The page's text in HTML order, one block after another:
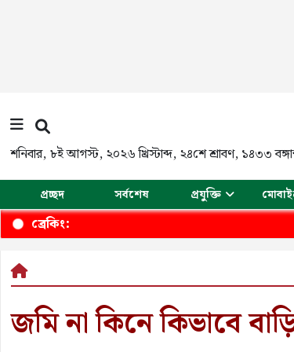
শনিবার,৮ই আগস্ট, ২০২৬ খ্রিস্টাব্দ,২৪শে শ্রাবণ, ১৪৩৩
প্রচ্ছদ সর্বশেষ প্রযুক্তি
ব্রেকিং:
জমি না কিনে কিভাবে